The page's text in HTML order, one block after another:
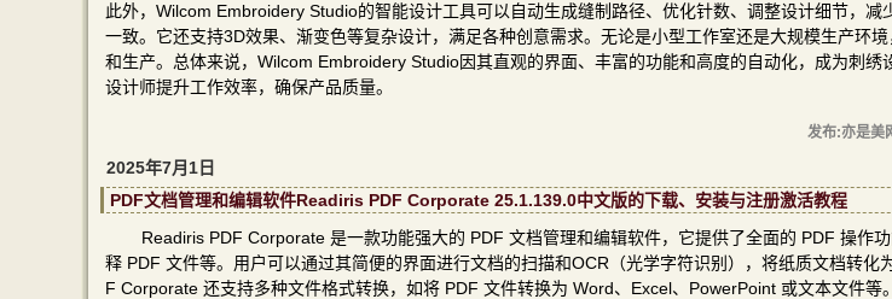
此外，Wilcom Embroidery Studio的智能设计工具可以自动生成缝制路径、优化针数、调整设计细节，减
一致。它还支持3D效果、渐变色等复杂设计，满足各种创意需求。无论是小型工作室还是大规模生产环
和生产。总体来说，Wilcom Embroidery Studio因其直观的界面、丰富的功能和高度的自动化，成为刺绣
设计师提升工作效率，确保产品质量。
发布:亦是美
2025年7月1日
PDF文档管理和编辑软件Readiris PDF Corporate 25.1.139.0中文版的下载、安装与注册激活教程
Readiris PDF Corporate 是一款功能强大的 PDF 文档管理和编辑软件，它提供了全面的 PDF 操作
释 PDF 文件等。用户可以通过其简便的界面进行文档的扫描和OCR（光学字符识别），将纸质文档转化
F Corporate 还支持多种文件格式转换，如将 PDF 文件转换为 Word、Excel、PowerPoint 或文本文件等